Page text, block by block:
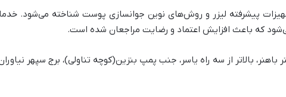
پیشرفته لیزر و روش‌های نوین جوانسازی پوست شناخته می‌شود.
که باعث افزایش اعتماد و رضایت مراجعان شده است.
بالاتر از سه راه ياسر، جنب پمپ بنزين(كوچه تناولی)، برج سپهر